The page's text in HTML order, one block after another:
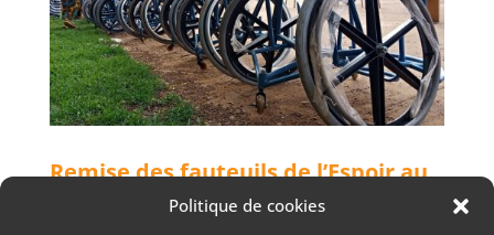
Politique de cookies
Remise des fauteuils de l’Espoir au
club d’handi-basket de Ouahigouya